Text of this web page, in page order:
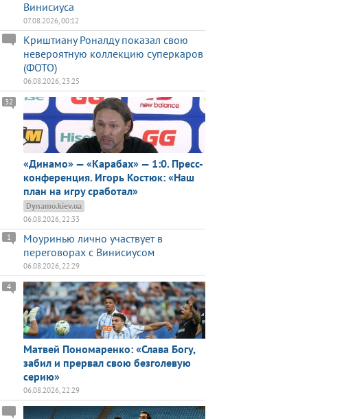
Винисиуса
07.08.2026, 00:12
Криштиану Роналду показал свою
невероятную коллекцию суперкаров
(ФОТО)
06.08.2026, 23:25
«Динамо» — «Карабах» — 1:0. Пресс-
конференция. Игорь Костюк: «Наш
план на игру сработал»
32
Dynamo.kiev.ua
06.08.2026, 22:33
Моуринью лично участвует в
переговорах с Винисиусом
1
06.08.2026, 22:29
Матвей Пономаренко: «Слава Богу,
забил и прервал свою безголевую
серию»
4
06.08.2026, 22:29